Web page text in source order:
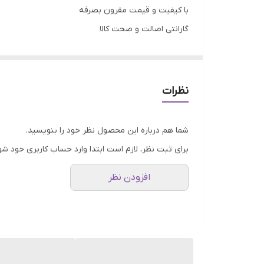
با کیفیت و قیمت مقرون بصرفه
گارانتی اصالت و صحت کالا
فروشگاه اینترنتی
نظرات
شما هم درباره این محصول نظر خود را بنویسید.
برای ثبت نظر، لازم است ابتدا وارد حساب کاربری خود
افزودن نظر